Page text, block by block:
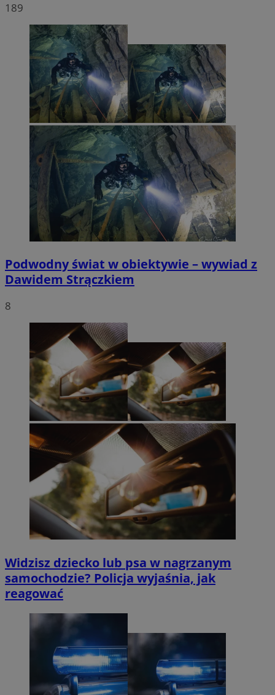
189
Podwodny świat w obiektywie – wywiad z
Dawidem Strączkiem
8
Widzisz dziecko lub psa w nagrzanym
samochodzie? Policja wyjaśnia, jak
reagować